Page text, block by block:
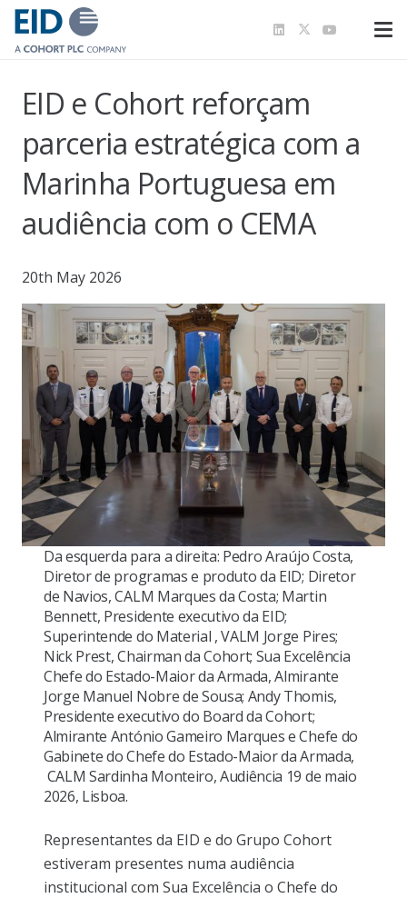
EID e Cohort reforçam
parceria estratégica com a
Marinha Portuguesa em
audiência com o CEMA
20th May 2026
Da esquerda para a direita: Pedro Araújo Costa,
Diretor de programas e produto da EID; Diretor
de Navios, CALM Marques da Costa; Martin
Bennett, Presidente executivo da EID;
Superintende do Material , VALM Jorge Pires;
Nick Prest, Chairman da Cohort; Sua Excelência
Chefe do Estado-Maior da Armada, Almirante
Jorge Manuel Nobre de Sousa; Andy Thomis,
Presidente executivo do Board da Cohort;
Almirante António Gameiro Marques e Chefe do
Gabinete do Chefe do Estado-Maior da Armada,
CALM Sardinha Monteiro, Audiência 19 de maio
2026, Lisboa.
Representantes da EID e do Grupo Cohort
estiveram presentes numa audiência
institucional com Sua Excelência o Chefe do